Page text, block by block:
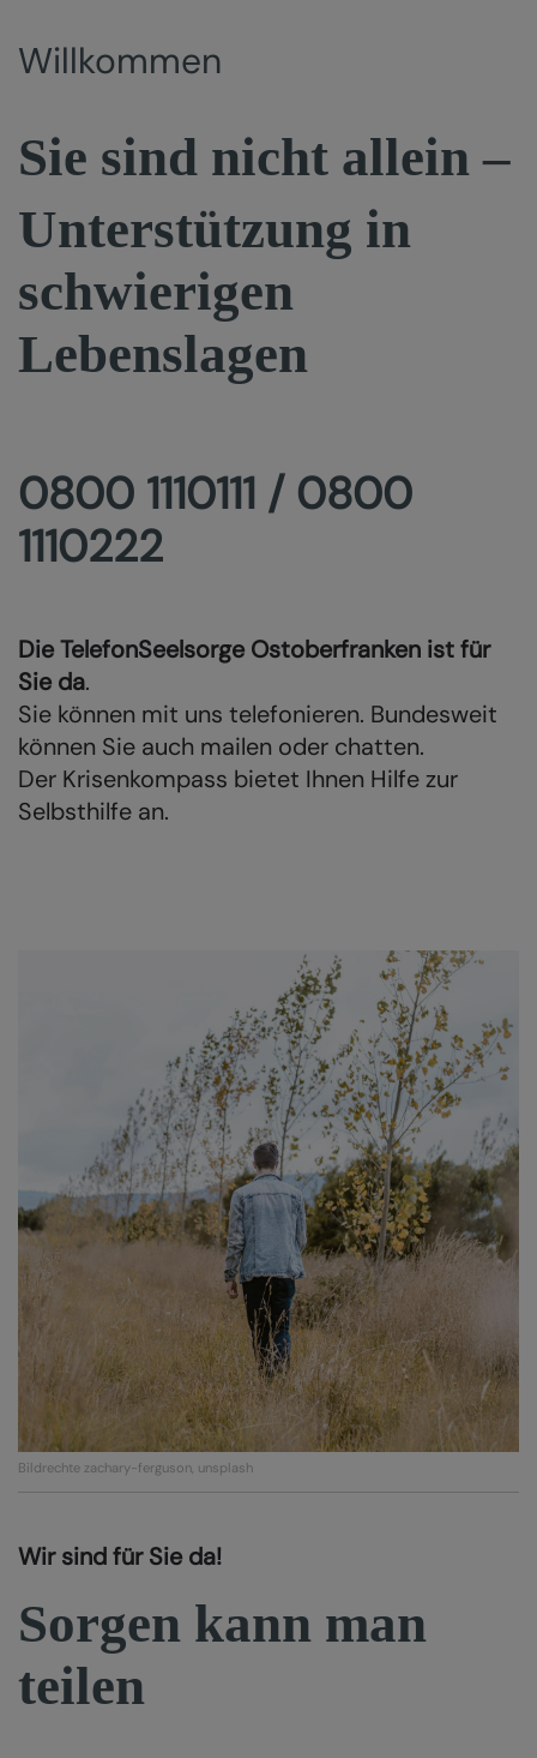
Willkommen
Bildrechte zachary-ferguson, unsplash
Sie sind nicht allein –
Unterstützung in
schwierigen
Lebenslagen
0800 1110111 / 0800
1110222
Die TelefonSeelsorge Ostoberfranken ist für
Sie da.
Sie können mit uns telefonieren. Bundesweit
können Sie auch mailen oder chatten.
Der Krisenkompass bietet Ihnen Hilfe zur
Selbsthilfe an.
Wir sind für Sie da!
Sorgen kann man
teilen